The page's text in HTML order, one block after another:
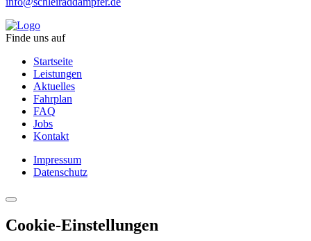
Finde uns auf
Startseite
Leistungen
Aktuelles
Fahrplan
FAQ
Jobs
Kontakt
Impressum
Datenschutz
Cookie-Einstellungen